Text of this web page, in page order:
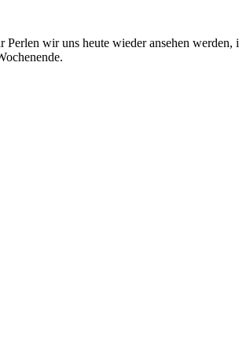
wir uns heute wieder ansehen